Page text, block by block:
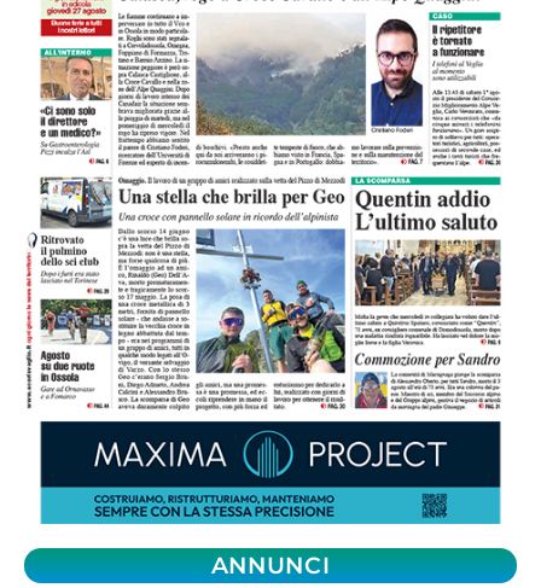
ANNUNCI